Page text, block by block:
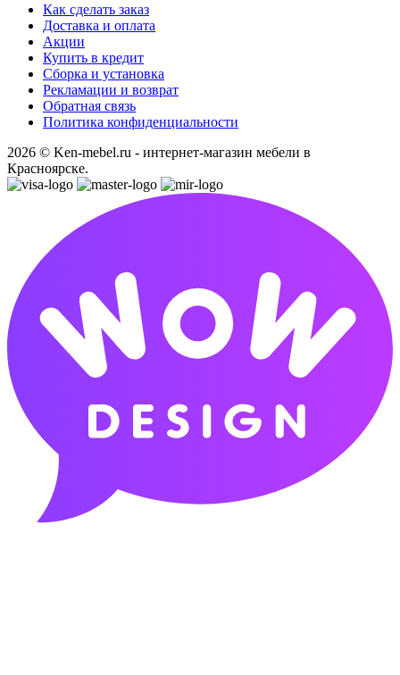
Как сделать заказ
Доставка и оплата
Акции
Купить в кредит
Сборка и установка
Рекламации и возврат
Обратная связь
Политика конфиденциальности
2026 © Ken-mebel.ru - интернет-магазин мебели в
Красноярске.